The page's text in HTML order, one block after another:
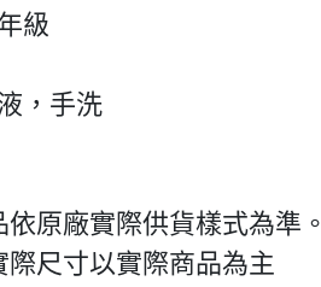
級
，手洗
原廠實際供貨樣式為準。
尺寸以實際商品為主